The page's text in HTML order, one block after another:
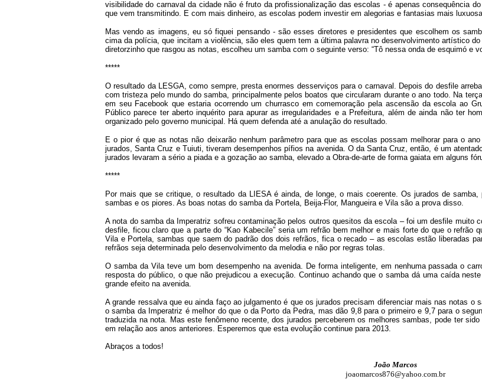
visibilidade do carnaval da cidade não é fruto da profissionalização das escolas - é apenas consequência
que vem transmitindo. E com mais dinheiro, as escolas podem investir em alegorias e fantasias mais
Mas vendo as imagens, eu só fiquei pensando - são esses diretores e presidentes que escolhem os
cima da polícia, que incitam a violência, são eles quem tem a última palavra no desenvolvimento artístico
diretorzinho que rasgou as notas, escolheu um samba com o seguinte verso: “Tô nessa onda de esquimó e
*****
O resultado da LESGA, como sempre, presta enormes desserviços para o carnaval. Depois do desfile
com tristeza pelo mundo do samba, principalmente pelos boatos que circularam durante o ano todo. Na
em seu Facebook que estaria ocorrendo um churrasco em comemoração pela ascensão da escola ao
Público parece ter aberto inquérito para apurar as irregularidades e a Prefeitura, além de ainda não ter
organizado pelo governo municipal. Há quem defenda até a anulação do resultado.
E o pior é que as notas não deixarão nenhum parâmetro para que as escolas possam melhorar para o
jurados, Santa Cruz e Tuiuti, tiveram desempenhos pífios na avenida. O da Santa Cruz, então, é um
jurados levaram a sério a piada e a gozação ao samba, elevado a Obra-de-arte de forma gaiata em alguns
*****
Por mais que se critique, o resultado da LIESA é ainda, de longe, o mais coerente. Os jurados de
sambas e os piores. As boas notas do samba da Portela, Beija-Flor, Mangueira e Vila são a prova disso.
A nota do samba da Imperatriz sofreu contaminação pelos outros quesitos da escola – foi um desfile muito
desfile, ficou claro que a parte do “Kao Kabecile” seria um refrão bem melhor e mais forte do que o refrão
Vila e Portela, sambas que saem do padrão dos dois refrãos, fica o recado – as escolas estão liberadas
refrãos seja determinada pelo desenvolvimento da melodia e não por regras tolas.
O samba da Vila teve um bom desempenho na avenida. De forma inteligente, em nenhuma passada o
resposta do público, o que não prejudicou a execução. Continuo achando que o samba dá uma caída
grande efeito na avenida.
A grande ressalva que eu ainda faço ao julgamento é que os jurados precisam diferenciar mais nas notas o
o samba da Imperatriz é melhor do que o da Porto da Pedra, mas dão 9,8 para o primeiro e 9,7 para o
traduzida na nota. Mas este fenômeno recente, dos jurados perceberem os melhores sambas, pode ter
em relação aos anos anteriores. Esperemos que esta evolução continue para 2013.
Abraços a todos!
João Marcos
joaomarcos876@yahoo.com.br